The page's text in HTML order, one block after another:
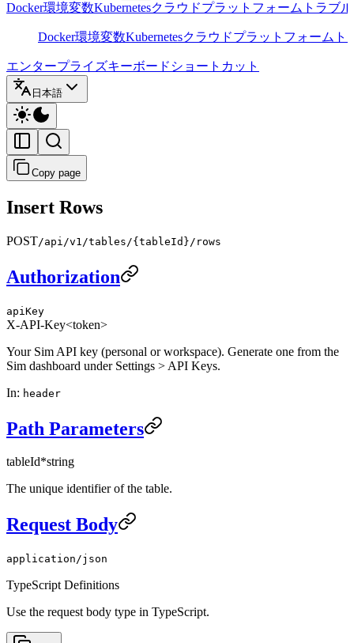
Docker環境変数Kubernetesクラウドプラットフォーム トラブ
Docker環境変数Kubernetesクラウドプラットフォーム ト
エンタープライズキーボードショートカット
日本語
Copy page
Insert Rows
POST/api/v1/tables/{tableId}/rows
Authorization
apiKey
X-API-Key<token>
Your Sim API key (personal or workspace). Generate one from the
Sim dashboard under Settings > API Keys.
In: header
Path Parameters
tableId*string
The unique identifier of the table.
Request Body
application/json
TypeScript Definitions
Use the request body type in TypeScript.